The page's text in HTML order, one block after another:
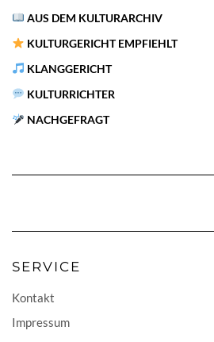
AUS DEM KULTURARCHIV
KULTURGERICHT EMPFIEHLT
KLANGGERICHT
KULTURRICHTER
NACHGEFRAGT
SERVICE
Kontakt
Impressum